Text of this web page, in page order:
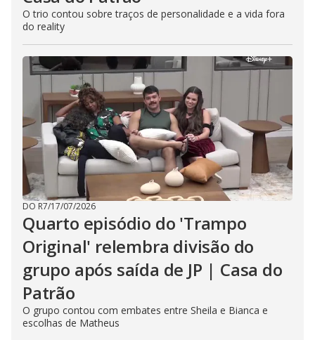
O trio contou sobre traços de personalidade e a vida fora
do reality
DO R7/17/07/2026
Quarto episódio do 'Trampo
Original' relembra divisão do
grupo após saída de JP | Casa do
Patrão
O grupo contou com embates entre Sheila e Bianca e
escolhas de Matheus